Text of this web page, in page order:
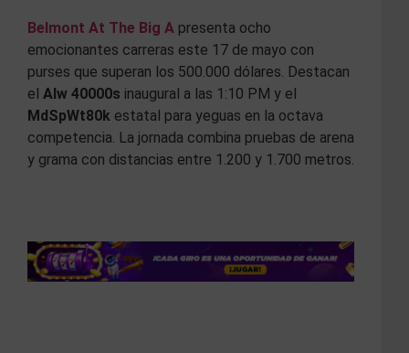
Belmont At The Big A presenta ocho
emocionantes carreras este 17 de mayo con
purses que superan los 500.000 dólares. Destacan
el Alw 40000s inaugural a las 1:10 PM y el
MdSpWt80k estatal para yeguas en la octava
competencia. La jornada combina pruebas de arena
y grama con distancias entre 1.200 y 1.700 metros.